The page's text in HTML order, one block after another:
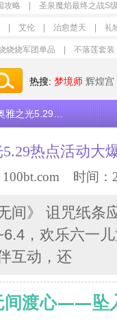
攻略 圣泉魔焰最终之战S
艾伦 治愈楚天 礼
烧烧军团单品 不落莲套装
热搜: 梦境师 辉煌宫
之光5.29热点活动大爆料
热点活动大
100bt.com 时间：
间》 诅咒纸条
，欢乐六一
互动，还
间渡心——坠